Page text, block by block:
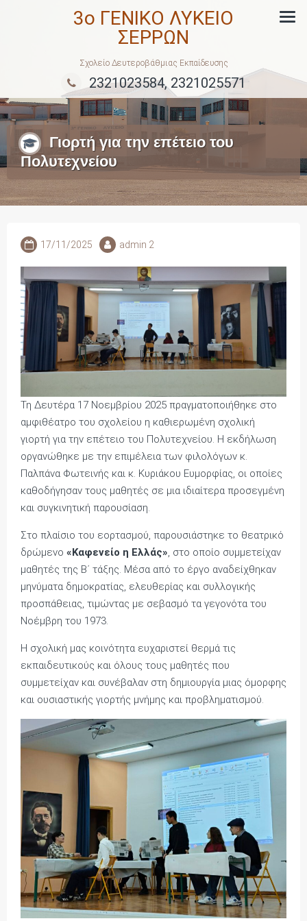
3ο ΓΕΝΙΚΟ ΛΥΚΕΙΟ
ΣΕΡΡΩΝ
Σχολείο Δευτεροβάθμιας Εκπαίδευσης
2321023584, 2321025571
Γιορτή για την επέτειο του
Πολυτεχνείου
17/11/2025 admin 2
Τη Δευτέρα 17 Νοεμβρίου 2025 πραγματοποιήθηκε στο
αμφιθέατρο του σχολείου η καθιερωμένη σχολική
γιορτή για την επέτειο του Πολυτεχνείου. Η εκδήλωση
οργανώθηκε με την επιμέλεια των φιλολόγων κ.
Παλπάνα Φωτεινής και κ. Κυριάκου Ευμορφίας, οι οποίες
καθοδήγησαν τους μαθητές σε μια ιδιαίτερα προσεγμένη
και συγκινητική παρουσίαση.
Στο πλαίσιο του εορτασμού, παρουσιάστηκε το θεατρικό
δρώμενο «Καφενείο η Ελλάς», στο οποίο συμμετείχαν
μαθητές της Β΄ τάξης. Μέσα από το έργο αναδείχθηκαν
μηνύματα δημοκρατίας, ελευθερίας και συλλογικής
προσπάθειας, τιμώντας με σεβασμό τα γεγονότα του
Νοέμβρη του 1973.
Η σχολική μας κοινότητα ευχαριστεί θερμά τις
εκπαιδευτικούς και όλους τους μαθητές που
συμμετείχαν και συνέβαλαν στη δημιουργία μιας όμορφης
και ουσιαστικής γιορτής μνήμης και προβληματισμού.